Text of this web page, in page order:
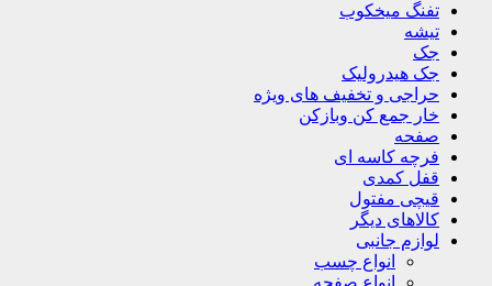
تفنگ میخکوب
تیشه
جک
جک هیدرولیک
حراجی و تخفیف های ویژه
خار جمع کن وبازکن
صفحه
فرچه کاسه ای
قفل کمدی
قیچی مفتول
کالاهای دیگر
لوازم جانبی
انواع چسب